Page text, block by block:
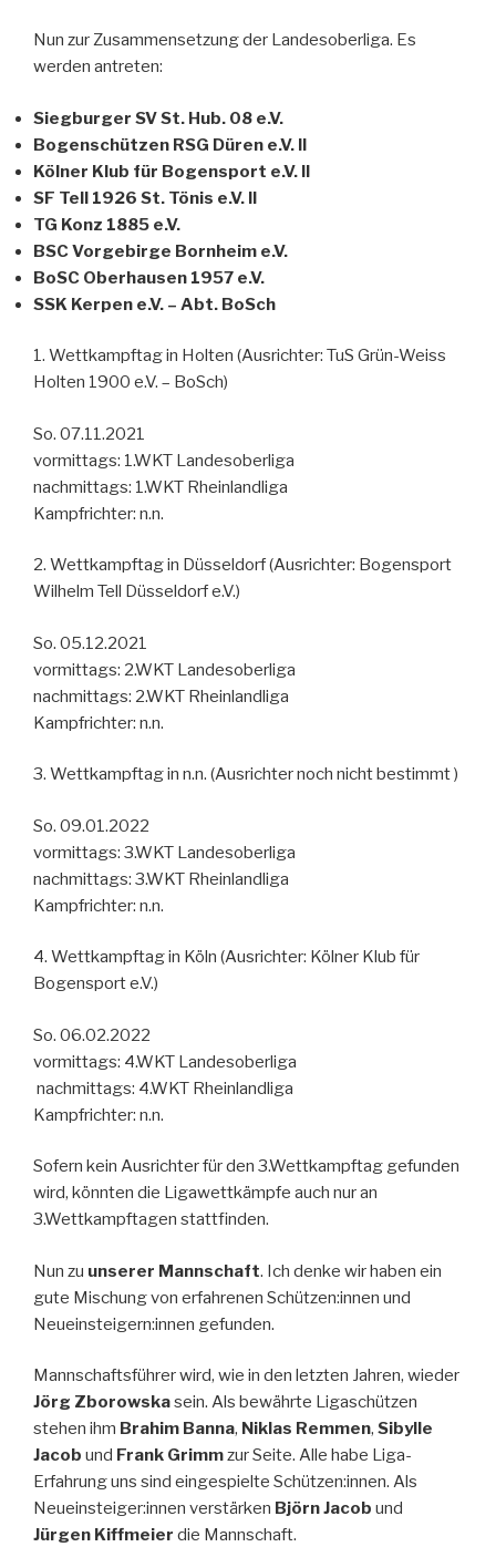
Nun zur Zusammensetzung der Landesoberliga. Es
werden antreten:
Siegburger SV St. Hub. 08 e.V.
Bogenschützen RSG Düren e.V. II
Kölner Klub für Bogensport e.V. II
SF Tell 1926 St. Tönis e.V. II
TG Konz 1885 e.V.
BSC Vorgebirge Bornheim e.V.
BoSC Oberhausen 1957 e.V.
SSK Kerpen e.V. – Abt. BoSch
1. Wettkampftag in Holten (Ausrichter: TuS Grün-Weiss
Holten 1900 e.V. – BoSch)
So. 07.11.2021
vormittags: 1.WKT Landesoberliga
nachmittags: 1.WKT Rheinlandliga
Kampfrichter: n.n.
2. Wettkampftag in Düsseldorf (Ausrichter: Bogensport
Wilhelm Tell Düsseldorf e.V.)
So. 05.12.2021
vormittags: 2.WKT Landesoberliga
nachmittags: 2.WKT Rheinlandliga
Kampfrichter: n.n.
3. Wettkampftag in n.n. (Ausrichter noch nicht bestimmt )
So. 09.01.2022
vormittags: 3.WKT Landesoberliga
nachmittags: 3.WKT Rheinlandliga
Kampfrichter: n.n.
4. Wettkampftag in Köln (Ausrichter: Kölner Klub für
Bogensport e.V.)
So. 06.02.2022
vormittags: 4.WKT Landesoberliga
nachmittags: 4.WKT Rheinlandliga
Kampfrichter: n.n.
Sofern kein Ausrichter für den 3.Wettkampftag gefunden
wird, könnten die Ligawettkämpfe auch nur an
3.Wettkampftagen stattfinden.
Nun zu unserer Mannschaft. Ich denke wir haben ein
gute Mischung von erfahrenen Schützen:innen und
Neueinsteigern:innen gefunden.
Mannschaftsführer wird, wie in den letzten Jahren, wieder
Jörg Zborowskasein. Als bewährte Ligaschützen
stehen ihm Brahim Banna, Niklas Remmen, Sibylle
Jacob und Frank Grimmzur Seite. Alle habe Liga-
Erfahrung uns sind eingespielte Schützen:innen. Als
Neueinsteiger:innen verstärken Björn Jacob und
Jürgen Kiffmeier die Mannschaft.